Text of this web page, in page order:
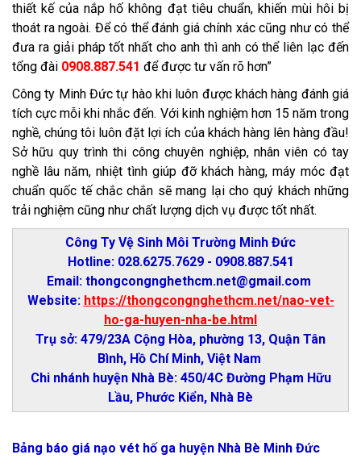
thiết kế của nắp hố không đạt tiêu chuẩn, khiến mùi hôi bị
thoát ra ngoài. Để có thể đánh giá chính xác cũng như có thể
đưa ra giải pháp tốt nhất cho anh thì anh có thể liên lạc đến
tổng đài 0908.887.541 để được tư vấn rõ hơn”
Công ty Minh Đức tự hào khi luôn được khách hàng đánh giá
tích cực mỗi khi nhắc đến. Với kinh nghiệm hơn 15 năm trong
nghề, chúng tôi luôn đặt lợi ích của khách hàng lên hàng đầu!
Sở hữu quy trình thi công chuyên nghiệp, nhân viên có tay
nghề lâu năm, nhiệt tình giúp đỡ khách hàng, máy móc đạt
chuẩn quốc tế chắc chắn sẽ mang lại cho quý khách những
trải nghiệm cũng như chất lượng dịch vụ được tốt nhất.
Công Ty Vệ Sinh Môi Trường Minh Đức
Hotline: 028.6275.7629 - 0908.887.541
Email: thongcongnghethcm.net@gmail.com
Website: https://thongcongnghethcm.net/nao-vet-
ho-ga-huyen-nha-be.html
Trụ sở: 479/23A Cộng Hòa, phường 13, Quận Tân
Bình, Hồ Chí Minh, Việt Nam
Chi nhánh huyện Nhà Bè: 450/4C Đường Phạm Hữu
Lầu, Phước Kiển, Nhà Bè
Bảng báo giá nạo vét hố ga huyện Nhà Bè Minh Đức